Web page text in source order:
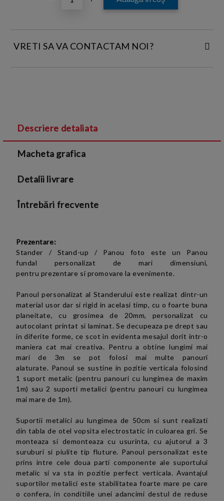
VRETI SA VA CONTACTAM NOI?
Politica de confidentialitate
Descriere detaliata
Macheta grafica
Detalii livrare
Întrebări frecvente
Prezentare:
Stander / Stand-up / Panou foto este un Panou
fundal personalizat de mari dimensiuni,
pentru prezentare si promovare la evenimente.
Panoul personalizat al Standerului este realizat dintr-un
material usor dar si rigid in acelasi timp, cu o foarte buna
planeitate, cu grosimea de 20mm, personalizat cu
autocolant printat si laminat. Se decupeaza pe drept sau
indiferite forme, ce scot in evidentamesajul dorit intr-o
maniera cat mai creativa. Pentru a obtine lungimi mai
mari de 3m se pot folosi mai multe panouri
alaturate. Panoul se sustine in pozitie verticala folosind
1 suport metalic (pentru panouri cu lungimea de maxim
1m) sau 2 suporti metalici (pentru panouri cu lungimea
mai mare de 1m).
Suportii metalici au lungimea de 50cm si sunt realizati
din tabla de otel vopsita electrostatic in culoarea gri. Se
monteaza si demonteaza cu usurinta, cu ajutorul a 3
suruburi si piulite tip fluture. Panoul personalizat este
prins intre cele doua parti componente ale suportului
metalic si va sta in pozitie perfect verticala. Avantajul
suportilor metalici este stabilitatea foarte mare pe care
o confera, in conditiile unei adancimi destul de reduse